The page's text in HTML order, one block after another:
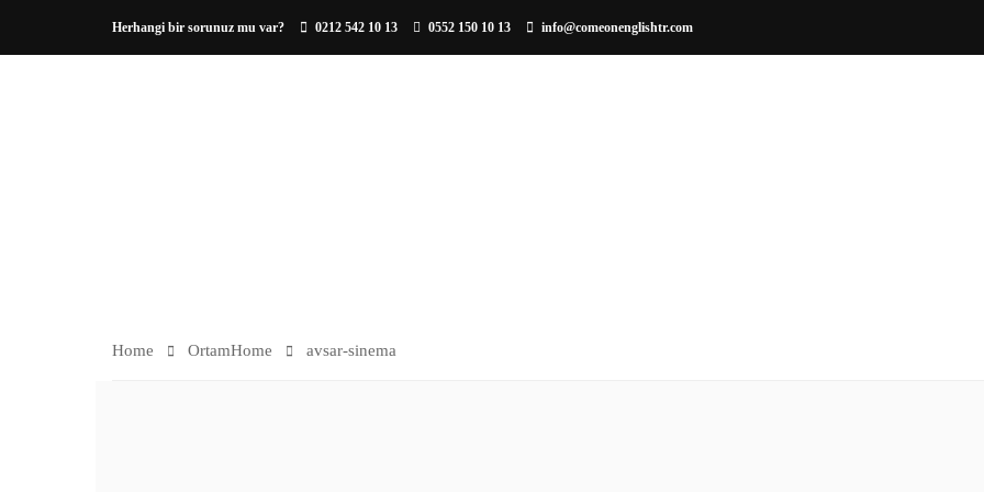
Herhangi bir sorunuz mu var? 0212 542 10 13 0552 150 10 13 info@comeonenglishtr.com
Home OrtamHome avsar-sinema